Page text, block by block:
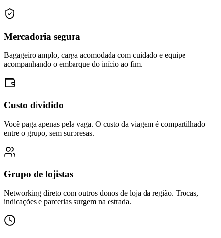
Mercadoria segura
Bagageiro amplo, carga acomodada com cuidado e equipe
acompanhando o embarque do início ao fim.
Custo dividido
Você paga apenas pela vaga. O custo da viagem é compartilhado
entre o grupo, sem surpresas.
Grupo de lojistas
Networking direto com outros donos de loja da região. Trocas,
indicações e parcerias surgem na estrada.